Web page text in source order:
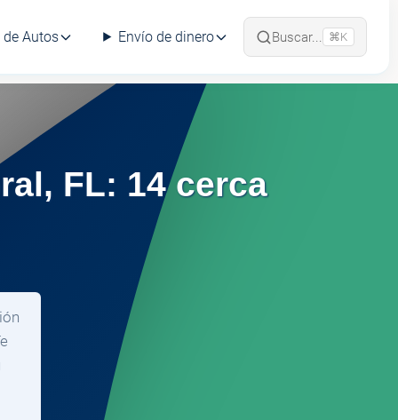
de Autos Envío de dinero Buscar... ⌘K
FL: 14 cerca